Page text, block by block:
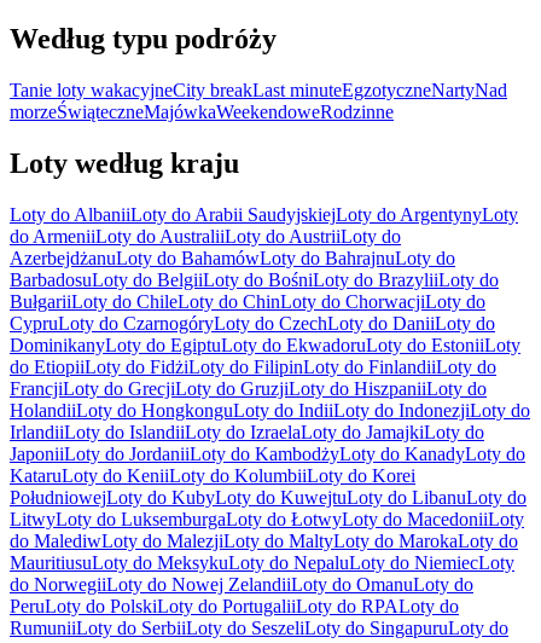
Według typu podróży
Tanie loty wakacyjneCity breakLast minuteEgzotyczneNartyNad
morzeŚwiąteczneMajówkaWeekendoweRodzinne
Loty według kraju
Loty do AlbaniiLoty do Arabii SaudyjskiejLoty do ArgentynyLoty
do ArmeniiLoty do AustraliiLoty do AustriiLoty do
AzerbejdżanuLoty do BahamówLoty do BahrajnuLoty do
BarbadosuLoty do BelgiiLoty do BośniLoty do BrazyliiLoty do
BułgariiLoty do ChileLoty do ChinLoty do ChorwacjiLoty do
CypruLoty do CzarnogóryLoty do CzechLoty do DaniiLoty do
DominikanyLoty do EgiptuLoty do EkwadoruLoty do EstoniiLoty
do EtiopiiLoty do FidżiLoty do FilipinLoty do FinlandiiLoty do
FrancjiLoty do GrecjiLoty do GruzjiLoty do HiszpaniiLoty do
HolandiiLoty do HongkonguLoty do IndiiLoty do IndonezjiLoty do
IrlandiiLoty do IslandiiLoty do IzraelaLoty do JamajkiLoty do
JaponiiLoty do JordaniiLoty do KambodżyLoty do KanadyLoty do
KataruLoty do KeniiLoty do KolumbiiLoty do Korei
PołudniowejLoty do KubyLoty do KuwejtuLoty do LibanuLoty do
LitwyLoty do LuksemburgaLoty do ŁotwyLoty do MacedoniiLoty
do MalediwLoty do MalezjiLoty do MaltyLoty do MarokaLoty do
MauritiusuLoty do MeksykuLoty do NepaluLoty do NiemiecLoty
do NorwegiiLoty do Nowej ZelandiiLoty do OmanuLoty do
PeruLoty do PolskiLoty do PortugaliiLoty do RPALoty do
RumuniiLoty do SerbiiLoty do SeszeliLoty do SingapuruLoty do